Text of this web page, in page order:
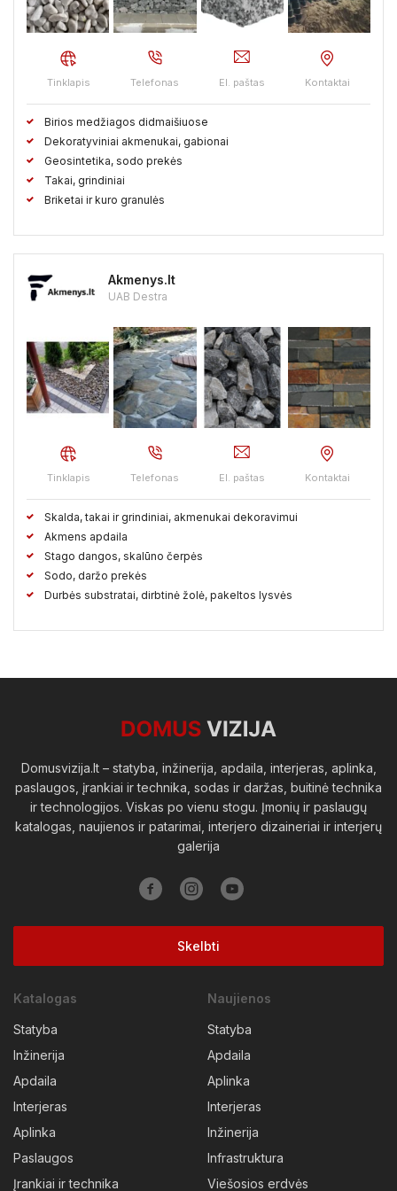
Vilkaviškio raj. Vilniaus raj. Visagino sav. Zarasų raj.
Tinklapis Telefonas El. paštas Kontaktai
Birios medžiagos didmaišiuose
Dekoratyviniai akmenukai, gabionai
Geosintetika, sodo prekės
Takai, grindiniai
Briketai ir kuro granulės
Akmenys.lt
UAB Destra
Tinklapis Telefonas El. paštas Kontaktai
Skalda, takai ir grindiniai, akmenukai dekoravimui
Akmens apdaila
Stago dangos, skalūno čerpės
Sodo, daržo prekės
Durbės substratai, dirbtinė žolė, pakeltos lysvės
Domusvizija.lt – statyba, inžinerija, apdaila, interjeras, aplinka,
paslaugos, įrankiai ir technika, sodas ir daržas, buitinė technika
ir technologijos. Viskas po vienu stogu. Įmonių ir paslaugų
katalogas, naujienos ir patarimai, interjero dizaineriai ir interjerų
galerija
Skelbti
Katalogas
Statyba
Inžinerija
Apdaila
Interjeras
Aplinka
Paslaugos
Įrankiai ir technika
Naujienos
Statyba
Apdaila
Aplinka
Interjeras
Inžinerija
Infrastruktura
Viešosios erdvės